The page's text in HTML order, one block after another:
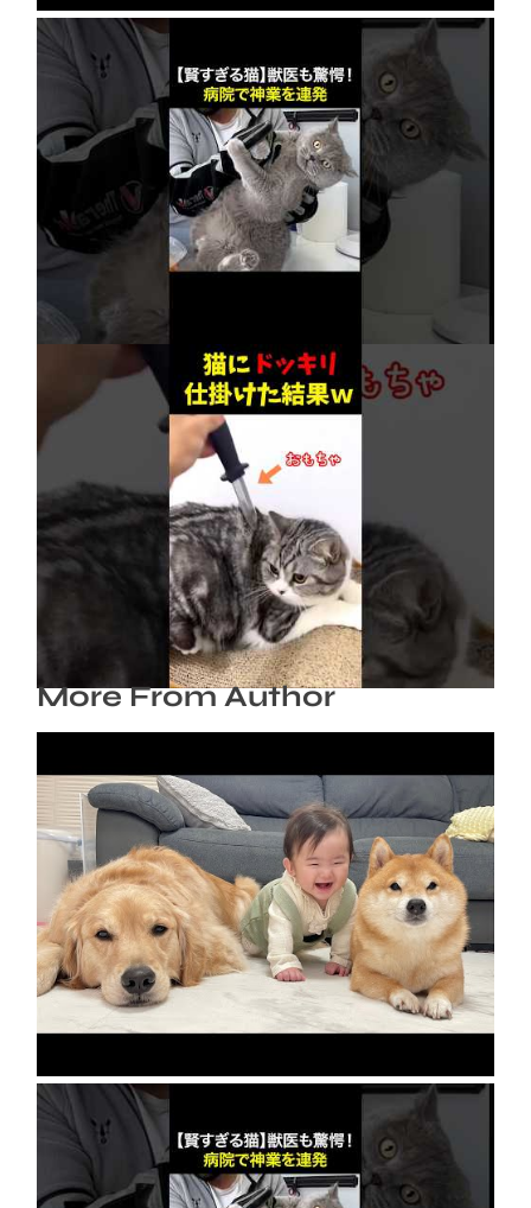
【賢すぎる猫】獣医も驚愕！病院で神業を連発
2026年8月6日
ネコにドッキリ仕掛けた結果５選 #猫のいる暮
らし #cat #面白集 #ねこ #笑ったら負け
2026年8月6日
More From Author
急成長の裏には豆柴とゴールデンレトリバーの
協力がありました…
2026年8月8日